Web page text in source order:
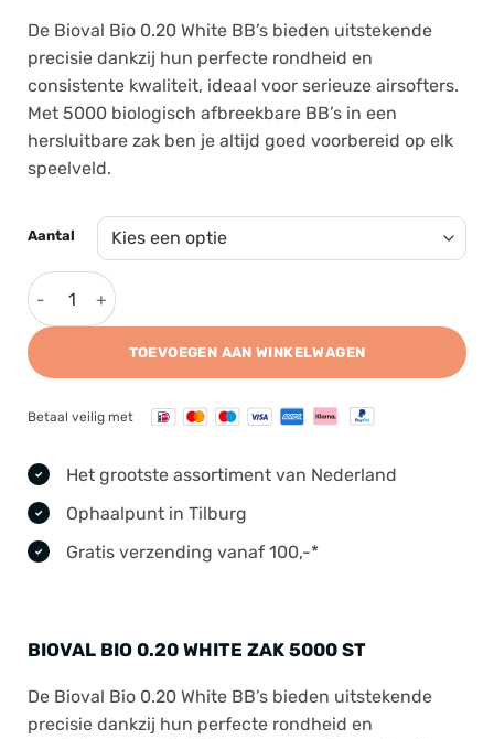
tot
€ 70,99
De Bioval Bio 0.20 White BB’s bieden uitstekende
precisie dankzij hun perfecte rondheid en
consistente kwaliteit, ideaal voor serieuze airsofters.
Met 5000 biologisch afbreekbare BB’s in een
hersluitbare zak ben je altijd goed voorbereid op elk
speelveld.
Aantal
Bioval Bio 0.20 White Zak 5000 st aantal
TOEVOEGEN AAN WINKELWAGEN
Betaal veilig met
Het grootste assortiment van Nederland
Ophaalpunt in Tilburg
Gratis verzending vanaf 100,-*
BIOVAL BIO 0.20 WHITE ZAK 5000 ST
De Bioval Bio 0.20 White BB’s bieden uitstekende
precisie dankzij hun perfecte rondheid en